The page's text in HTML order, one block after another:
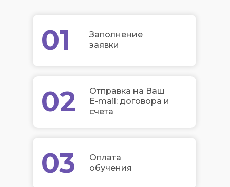
01
02
03
Заполнение
заявки
Отправка на Ваш
E-mail: договора и
счета
Оплата
обучения